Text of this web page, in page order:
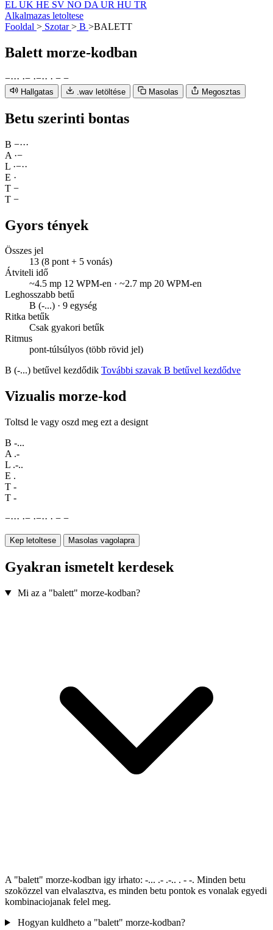
EL UK HE SV NO DA UR HU TR
Alkalmazas letoltese
Fooldal > Szotar> B >BALETT
Balett morze-kodban
−··· ·− ·−·· · − −
Hallgatas .wav letöltése Masolas Megosztas
Betu szerinti bontas
B −···
A ·−
L ·−··
E ·
T −
T −
Gyors tények
Összes jel
13 (8 pont + 5 vonás)
Átviteli idő
~4.5 mp 12 WPM-en · ~2.7 mp 20 WPM-en
Leghosszabb betű
B (-...) · 9 egység
Ritka betűk
Csak gyakori betűk
Ritmus
pont-túlsúlyos (több rövid jel)
B (-...) betűvel kezdődik További szavak B betűvel kezdődve
Vizualis morze-kod
Toltsd le vagy oszd meg ezt a designt
B -...
A .-
L .-..
E .
T -
T -
−··· ·− ·−·· · − −
Kep letoltese Masolas vagolapra
Gyakran ismetelt kerdesek
Mi az a "balett" morze-kodban?
A "balett" morze-kodban igy irhato: -... .- .-.. . - -. Minden betu
szoközzel van elvalasztva, es minden betu pontok es vonalak egyedi
kombinaciojanak felel meg.
Hogyan kuldheto a "balett" morze-kodban?